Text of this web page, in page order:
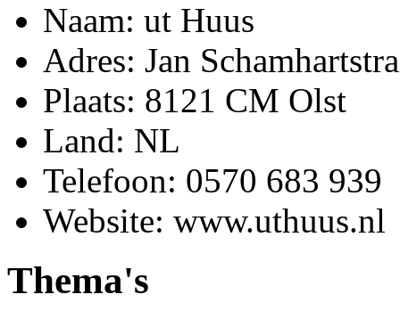
Naam: ut Huus
Adres: Jan
Plaats: 8121 CM Olst
Land: NL
Telefoon: 0570 683 939
Website: www.uthuus.nl
Thema's